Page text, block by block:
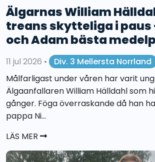
Älgarnas William
treans skytteliga i paus
och Adam bästa
11 jul 2026 •
Div. 3 Mellersta Norrland
Målfarligast under våren har varit
Älgaanfallaren William Hälldahl som
gånger. Föga överraskande då han
pappa Ni...
LÄS MER